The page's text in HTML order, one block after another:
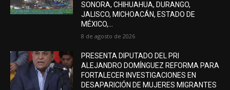
SONORA, CHIHUAHUA, DURANGO,
JALISCO, MICHOACÁN, ESTADO DE
MÉXICO,...
8 de agosto de 2026
PRESENTA DIPUTADO DEL PRI
ALEJANDRO DOMÍNGUEZ REFORMA PARA
FORTALECER INVESTIGACIONES EN
DESAPARICIÓN DE MUJERES MIGRANTES